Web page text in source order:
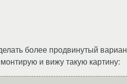
более продвинутый
и вижу такую картину: